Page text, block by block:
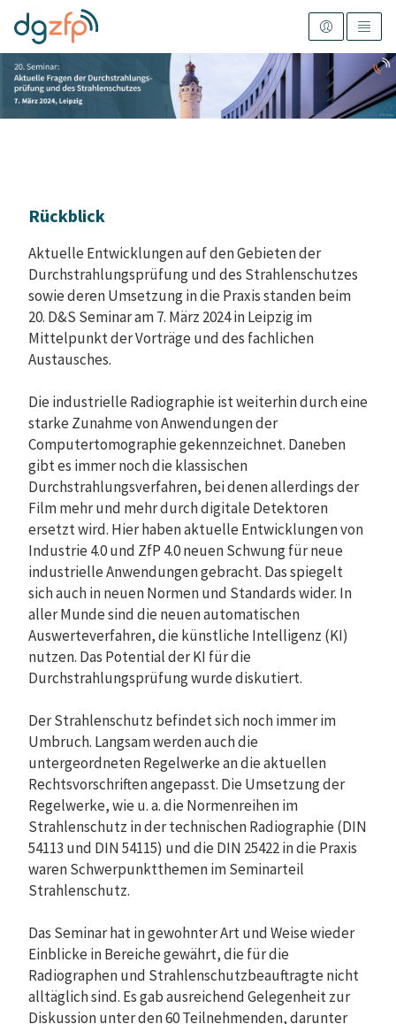
Rückblick
Aktuelle Entwicklungen auf den Gebieten der
Durchstrahlungsprüfung und des Strahlenschutzes
sowie deren Umsetzung in die Praxis standen beim
20. D&S Seminar am 7. März 2024 in Leipzig im
Mittelpunkt der Vorträge und des fachlichen
Austausches.
Die industrielle Radiographie ist weiterhin durch eine
starke Zunahme von Anwendungen der
Computertomographie gekennzeichnet. Daneben
gibt es immer noch die klassischen
Durchstrahlungsverfahren, bei denen allerdings der
Film mehr und mehr durch digitale Detektoren
ersetzt wird. Hier haben aktuelle Entwicklungen von
Industrie 4.0 und ZfP 4.0 neuen Schwung für neue
industrielle Anwendungen gebracht. Das spiegelt
sich auch in neuen Normen und Standards wider. In
aller Munde sind die neuen automatischen
Auswerteverfahren, die künstliche Intelligenz (KI)
nutzen. Das Potential der KI für die
Durchstrahlungsprüfung wurde diskutiert.
Der Strahlenschutz befindet sich noch immer im
Umbruch. Langsam werden auch die
untergeordneten Regelwerke an die aktuellen
Rechtsvorschriften angepasst. Die Umsetzung der
Regelwerke, wie u. a. die Normenreihen im
Strahlenschutz in der technischen Radiographie (DIN
54113 und DIN 54115) und die DIN 25422 in die Praxis
waren Schwerpunktthemen im Seminarteil
Strahlenschutz.
Das Seminar hat in gewohnter Art und Weise wieder
Einblicke in Bereiche gewährt, die für die
Radiographen und Strahlenschutzbeauftragte nicht
alltäglich sind. Es gab ausreichend Gelegenheit zur
Diskussion unter den 60 Teilnehmenden, darunter